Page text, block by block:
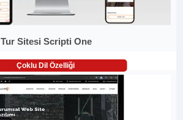
Tur Sitesi Scripti One
Çoklu Dil Özelliği